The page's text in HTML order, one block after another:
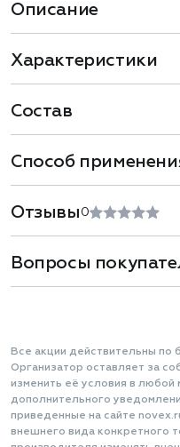
Описание
Характеристики
Состав
Способ
Отзывы 0
Вопросы
Все акции действительны по
Организатор оставляет за
изменить её условия в любой
дополнительного
приведенные на сайте
внешнего вида конкретного